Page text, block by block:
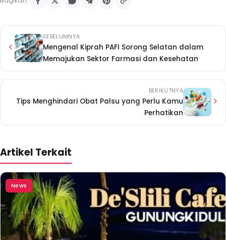
SEBELUMNYA
Mengenal Kiprah PAFI Sorong Selatan dalam
Memajukan Sektor Farmasi dan Kesehatan
BERIKUTNYA
Tips Menghindari Obat Palsu yang Perlu Kamu
Perhatikan
Artikel Terkait
News